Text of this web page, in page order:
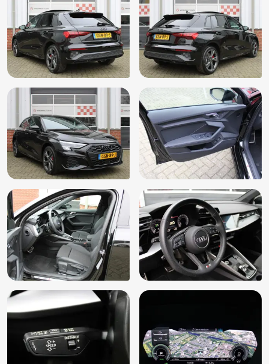
Dimlichten automatisch
Draadloos telefoon laden
Drive Select
Dynamische knipperlichten
Elektrisch bedienbare achterklep met sensorsturing
Elektrische ramen voor + achter
Elektrisch glazen panorama-dak
Elektrisch verstelbare voorstoel(en)
Elektronische remkrachtverdeling
Elektronisch Stabiliteits Programma
Geen rokers auto
Getint glas
Hoofdsteunen achter
Isofix bevestiging voor kinderzitjes
Keyless entry
Keyless start
Koplampreiniging
Laadkabel voor laadpaal
Lane assist
LED achterlichten
LED dagrijverlichting